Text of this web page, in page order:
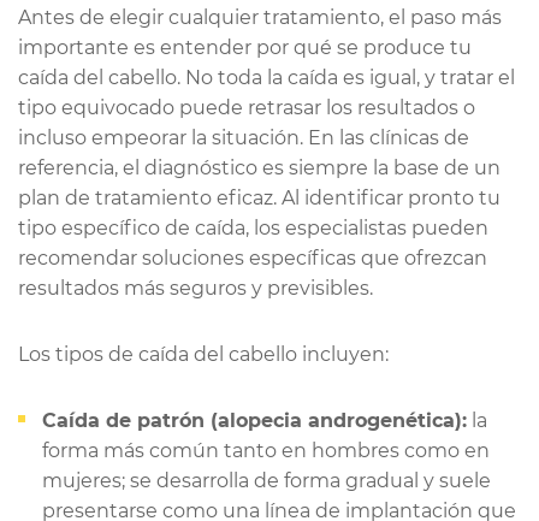
Antes de elegir cualquier tratamiento, el paso más
importante es entender por qué se produce tu
caída del cabello. No toda la caída es igual, y tratar el
tipo equivocado puede retrasar los resultados o
incluso empeorar la situación. En las clínicas de
referencia, el diagnóstico es siempre la base de un
plan de tratamiento eficaz. Al identificar pronto tu
tipo específico de caída, los especialistas pueden
recomendar soluciones específicas que ofrezcan
resultados más seguros y previsibles.
Los tipos de caída del cabello incluyen:
Caída de patrón (alopecia androgenética): la
forma más común tanto en hombres como en
mujeres; se desarrolla de forma gradual y suele
presentarse como una línea de implantación que